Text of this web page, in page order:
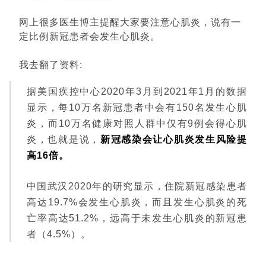
网上很多医生博主提醒大家要注意心肌炎，说有一
定比例新冠患者会发生心肌炎。
我去翻了资料:
据美国疾控中心2020年3月到2021年1月的数据
显示，每10万名新冠患者中会有150名发生心肌
炎，而10万名健康对照人群中仅有9例会得心肌
炎，也就是说， 新冠感染会让心肌炎发生风险提
高16倍。
中国武汉2020年的研究显示，住院新冠感染患者
高达19.7%会发生心肌炎，而且发生心肌炎的死
亡率高达51.2%，远高于未发生心肌炎的新冠患
者（4.5%）。